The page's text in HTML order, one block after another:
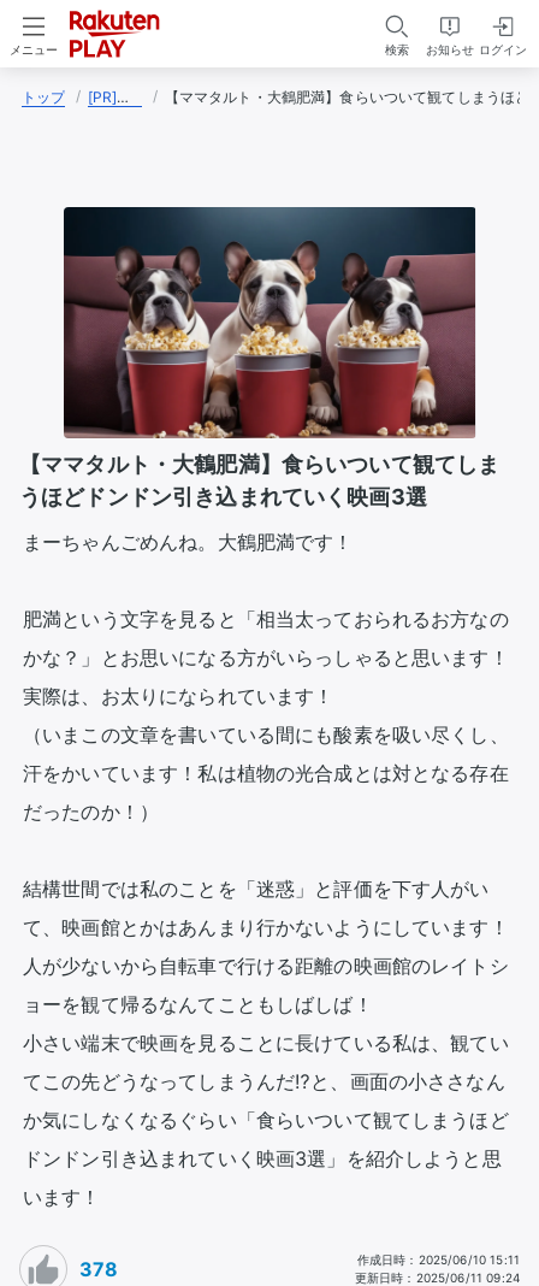
メニュー 検索 お知らせ ログイン
トップ [PR]サンミュージック編集部 【ママタルト・大鶴肥満】食らいついて観てしまうほ
【ママタルト・大鶴肥満】食らいついて観てしま
うほどドンドン引き込まれていく映画3選
まーちゃんごめんね。大鶴肥満です！
肥満という文字を見ると「相当太っておられるお方なの
かな？」とお思いになる方がいらっしゃると思います！
実際は、お太りになられています！
（いまこの文章を書いている間にも酸素を吸い尽くし、
汗をかいています！私は植物の光合成とは対となる存在
だったのか！）
結構世間では私のことを「迷惑」と評価を下す人がい
て、映画館とかはあんまり行かないようにしています！
人が少ないから自転車で行ける距離の映画館のレイトシ
ョーを観て帰るなんてこともしばしば！
小さい端末で映画を見ることに長けている私は、観てい
てこの先どうなってしまうんだ⁉と、画面の小ささなん
か気にしなくなるぐらい「食らいついて観てしまうほど
ドンドン引き込まれていく映画3選」を紹介しようと思
います！
378 作成日時 ： 2025/06/10 15:11
更新日時 ： 2025/06/11 09:24